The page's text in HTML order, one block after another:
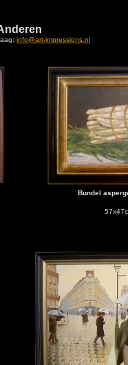
info@art-impressions.nl
Bundel